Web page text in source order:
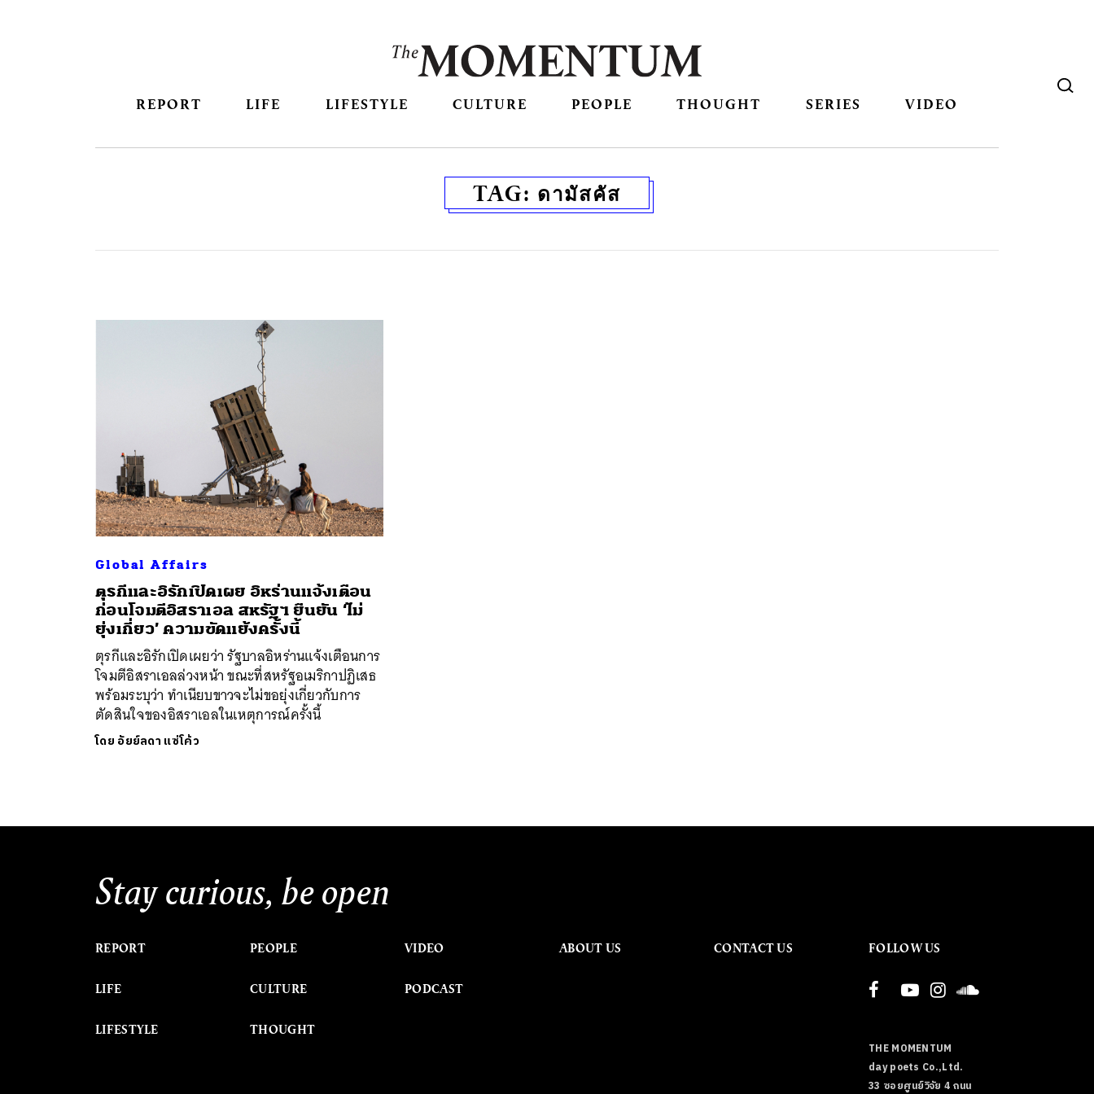
REPORT LIFE LIFESTYLE CULTURE PEOPLE THOUGHT SERIES VIDEO
TAG: ดามัสคัส
Global Affairs
ตุรกีและอิรักเปิดเผย อิหร่านแจ้งเตือน
ก่อนโจมตีอิสราเอล สหรัฐฯ ยืนยัน ‘ไม่
ยุ่งเกี่ยว’ ความขัดแย้งครั้งนี้
ตุรกีและอิรักเปิดเผยว่า รัฐบาลอิหร่านแจ้งเตือนการ
โจมตีอิสราเอลล่วงหน้า ขณะที่สหรัฐอเมริกาปฏิเสธ
พร้อมระบุว่า ทำเนียบขาวจะไม่ขอยุ่งเกี่ยวกับการ
ตัดสินใจของอิสราเอลในเหตุการณ์ครั้งนี้
โดย อัยย์ลดา แซ่โค้ว
Stay curious, be open
REPORT
LIFE
LIFESTYLE
PEOPLE
CULTURE
THOUGHT
VIDEO
PODCAST
ABOUT US CONTACT US FOLLOW US
THE MOMENTUM
day poets Co.,Ltd.
33 ซอยศูนย์วิจัย 4 ถนน
ค้นหา